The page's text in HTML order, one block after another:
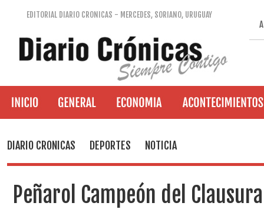
EDITORIAL DIARIO CRONICAS - MERCEDES, SORIANO, URUGUAY
DIARIO CRONICAS DEPORTES NOTICIA
Peñarol Campeón del Clausura